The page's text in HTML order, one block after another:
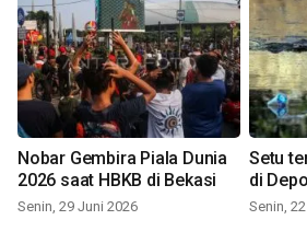
Nobar Gembira Piala Dunia
2026 saat HBKB di Bekasi
Senin, 29 Juni 2026
Setu
di
Senin,